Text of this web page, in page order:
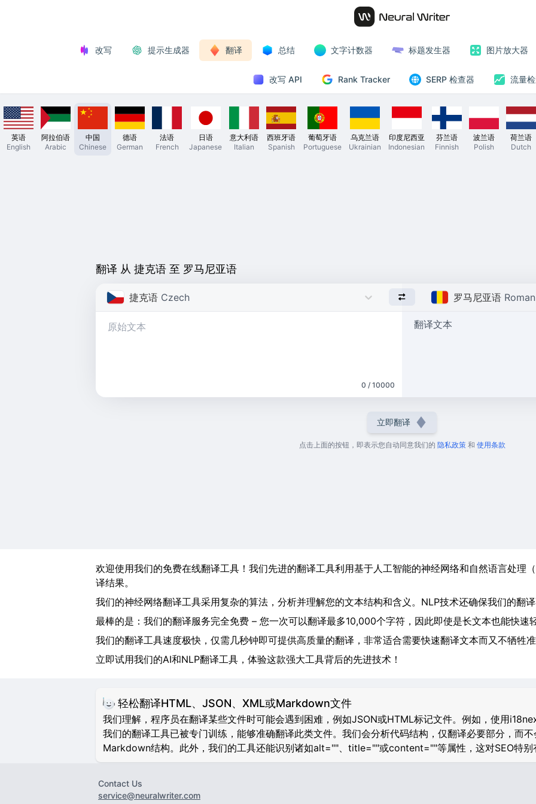
改写 提示生成器 翻译 总结 文字计数器 标题发生器 图片放大器
改写 API Rank Tracker SERP 检查器 流量
英语
English
阿拉伯语
Arabic
中国
Chinese
德语
German
法语
French
日语
Japanese
意大利语
Italian
西班牙语
Spanish
葡萄牙语
Portuguese
乌克兰语
Ukrainian
印度尼西亚
Indonesian
芬兰语
Finnish
波兰语
Polish
荷兰语
Dutch
翻译 从 捷克语 至 罗马尼亚语
捷克语 Czech 罗马尼亚语
0 / 10000
翻译文本
立即翻译
点击上面的按钮，即表示您自动同意我们的 隐私政策 和 使用条款
欢迎使用我们的免费在线翻译工具！我们先进的翻译工具利用基于人工智能的神经网络和自然语言处理
译结果。
我们的神经网络翻译工具采用复杂的算法，分析并理解您的文本结构和含义。NLP技术还确保我们的翻
最棒的是：我们的翻译服务完全免费 – 您一次可以翻译最多10,000个字符，因此即使是长文本也能快速
我们的翻译工具速度极快，仅需几秒钟即可提供高质量的翻译，非常适合需要快速翻译文本而又不牺牲
立即试用我们的AI和NLP翻译工具，体验这款强大工具背后的先进技术！
轻松翻译HTML、JSON、XML或Markdown文件
我们理解，程序员在翻译某些文件时可能会遇到困难，例如JSON或HTML标记文件。例如，使用
我们的翻译工具已被专门训练，能够准确翻译此类文件。我们会分析代码结构，仅翻译必要部分，而
Markdown结构。此外，我们的工具还能识别诸如alt=""、title=""或content=""等属性，这对SEO特别
Contact Us
service@neuralwriter.com